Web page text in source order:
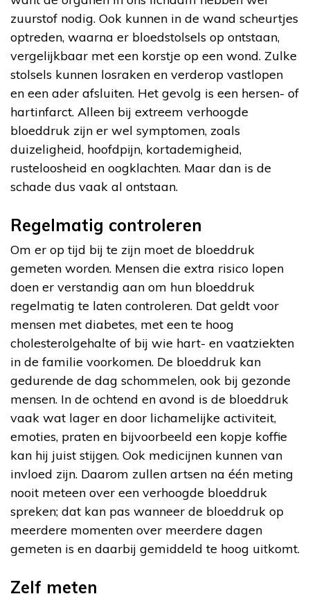
zuurstof nodig. Ook kunnen in de wand scheurtjes
optreden, waarna er bloedstolsels op ontstaan,
vergelijkbaar met een korstje op een wond. Zulke
stolsels kunnen losraken en verderop vastlopen
en een ader afsluiten. Het gevolg is een hersen- of
hartinfarct. Alleen bij extreem verhoogde
bloeddruk zijn er wel symptomen, zoals
duizeligheid, hoofdpijn, kortademigheid,
rusteloosheid en oogklachten. Maar dan is de
schade dus vaak al ontstaan.
Regelmatig controleren
Om er op tijd bij te zijn moet de bloeddruk
gemeten worden. Mensen die extra risico lopen
doen er verstandig aan om hun bloeddruk
regelmatig te laten controleren. Dat geldt voor
mensen met diabetes, met een te hoog
cholesterolgehalte of bij wie hart- en vaatziekten
in de familie voorkomen. De bloeddruk kan
gedurende de dag schommelen, ook bij gezonde
mensen. In de ochtend en avond is de bloeddruk
vaak wat lager en door lichamelijke activiteit,
emoties, praten en bijvoorbeeld een kopje koffie
kan hij juist stijgen. Ook medicijnen kunnen van
invloed zijn. Daarom zullen artsen na één meting
nooit meteen over een verhoogde bloeddruk
spreken; dat kan pas wanneer de bloeddruk op
meerdere momenten over meerdere dagen
gemeten is en daarbij gemiddeld te hoog uitkomt.
Zelf meten